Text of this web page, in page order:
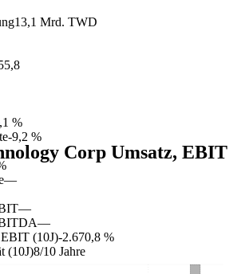
13,1 Mrd. TWD
%
-9,2 %
—
—
—
(10J)-2.670,8 %
(10J)8/10 Jahre
Corp Umsatz, EBIT